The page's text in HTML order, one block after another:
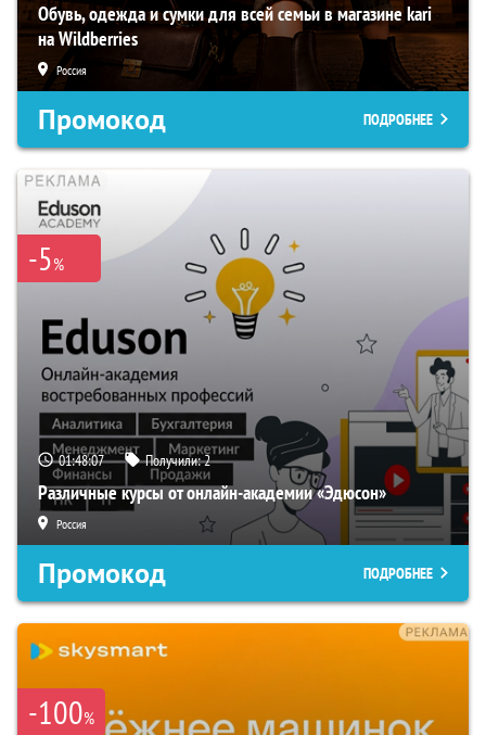
Обувь, одежда и сумки для всей семьи в магазине kari
на Wildberries
Россия
Промокод ПОДРОБНЕЕ
-5%
01:48:06 Получили:2
Различные курсы от онлайн-академии «Эдюсон»
Россия
Промокод ПОДРОБНЕЕ
-100%